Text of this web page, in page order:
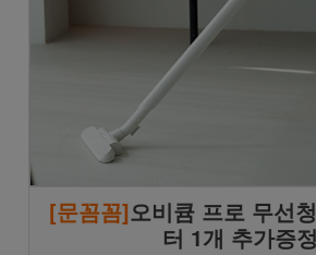
[문꼼꼼]오비큠 프로 무선
터 1개 추가증